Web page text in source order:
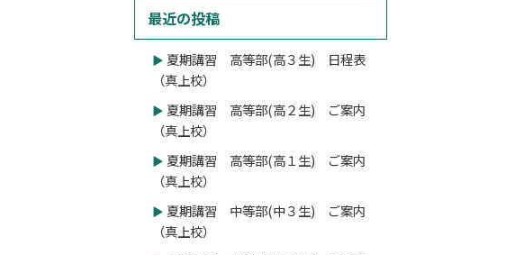
最近の投稿
夏期講習 高等部(高３生) 日程表
（真上校）
夏期講習 高等部(高２生) ご案内
（真上校）
夏期講習 高等部(高１生) ご案内
（真上校）
夏期講習 中等部(中３生) ご案内
（真上校）